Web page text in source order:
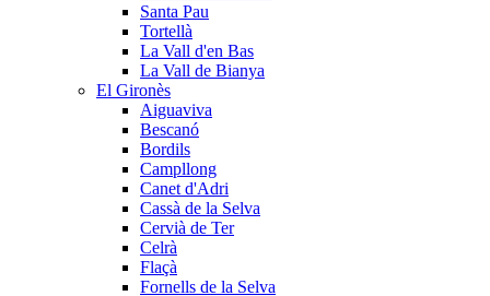
Santa Pau
Tortellà
La Vall d'en Bas
La Vall de Bianya
El Gironès
Aiguaviva
Bescanó
Bordils
Campllong
Canet d'Adri
Cassà de la Selva
Cervià de Ter
Celrà
Flaçà
Fornells de la Selva